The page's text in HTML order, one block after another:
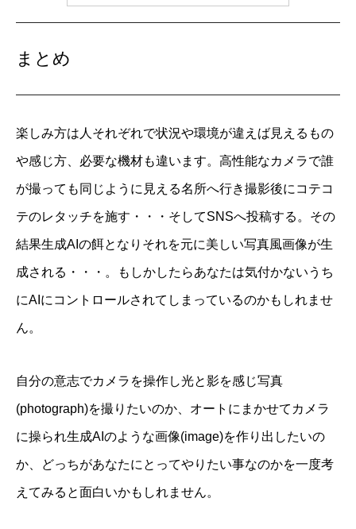
まとめ
楽しみ方は人それぞれで状況や環境が違えば見えるもの
や感じ方、必要な機材も違います。高性能なカメラで誰
が撮っても同じように見える名所へ行き撮影後にコテコ
テのレタッチを施す・・・そしてSNSへ投稿する。その
結果生成AIの餌となりそれを元に美しい写真風画像が生
成される・・・。もしかしたらあなたは気付かないうち
にAIにコントロールされてしまっているのかもしれませ
ん。
自分の意志でカメラを操作し光と影を感じ写真
(photograph)を撮りたいのか、オートにまかせてカメラ
に操られ生成AIのような画像(image)を作り出したいの
か、どっちがあなたにとってやりたい事なのかを一度考
えてみると面白いかもしれません。